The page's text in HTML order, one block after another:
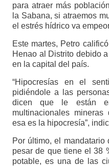
para atraer más
la Sabana, si atraemos
el estrés hídrico va
Este martes, Petro
Henao al Distrito debido
en la capital del país.
“Hipocresías en el
pidiéndole a las
dicen que le están
multinacionales
esa es la hipocresía”,
Por último, el
pesar de que tiene el 38
potable, es una de las